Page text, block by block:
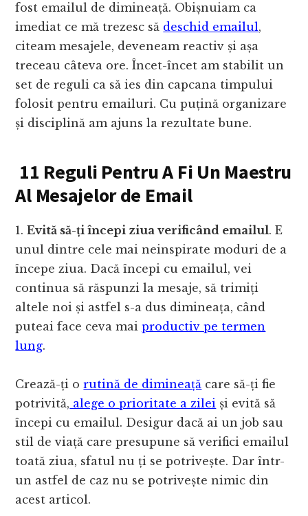
fost emailul de dimineață. Obișnuiam ca
imediat ce mă trezesc să deschid emailul,
citeam mesajele, deveneam reactiv și așa
treceau câteva ore. Încet-încet am stabilit un
set de reguli ca să ies din capcana timpului
folosit pentru emailuri. Cu puțină organizare
și disciplină am ajuns la rezultate bune.
11 Reguli Pentru A Fi Un Maestru
Al Mesajelor de Email
1.Evită să-ți începi ziua verificând emailul. E
unul dintre cele mai neinspirate moduri de a
începe ziua. Dacă începi cu emailul, vei
continua să răspunzi la mesaje, să trimiți
altele noi și astfel s-a dus dimineața, când
puteai face ceva maiproductiv pe termen
lung.
Crează-ți orutină de dimineață care să-ți fie
potrivită, alege o prioritate a zilei și evită să
începi cu emailul. Desigur dacă ai un job sau
stil de viață care presupune să verifici emailul
toată ziua, sfatul nu ți se potrivește. Dar într-
un astfel de caz nu se potrivește nimic din
acest articol.